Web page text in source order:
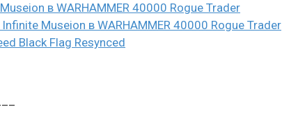
в WARHAMMER 40000 Rogue Trader
Museion в WARHAMMER 40000 Rogue Trader
Black Flag Resynced